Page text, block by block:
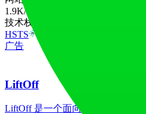
1.9K/mo
技术栈
HSTS
广告
LiftOff
LiftOff 是一个面向创客的产品发